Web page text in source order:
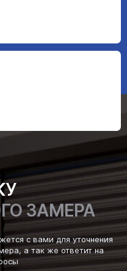
ЗАМЕРА
с вами для уточнения
а так же ответит на